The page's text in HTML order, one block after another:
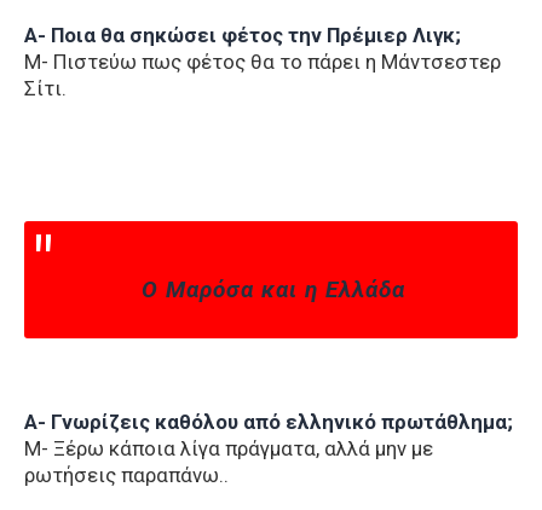
Α- Ποια θα σηκώσει φέτος την Πρέμιερ Λιγκ;
Μ- Πιστεύω πως φέτος θα το πάρει η Μάντσεστερ
Σίτι.
Ο Μαρόσα και η Ελλάδα
Α- Γνωρίζεις καθόλου από ελληνικό πρωτάθλημα;
Μ- Ξέρω κάποια λίγα πράγματα, αλλά μην με
ρωτήσεις παραπάνω..